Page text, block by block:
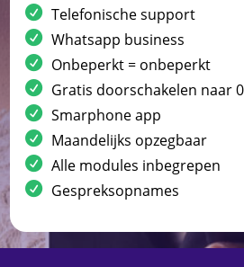
Telefonische support
Whatsapp business
Onbeperkt = onbeperkt
Gratis doorschakelen naar
Smarphone app
Maandelijks opzegbaar
Alle modules inbegrepen
Gespreksopnames